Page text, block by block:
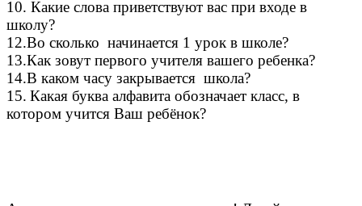
10. Какие слова приветствуют вас при входе в
школу?
12.Во сколько начинается 1 урок в школе?
13.Как зовут первого учителя вашего ребенка?
14.В каком часу закрывается школа?
15. Какая буква алфавита обозначает класс, в
котором учится Ваш ребёнок?